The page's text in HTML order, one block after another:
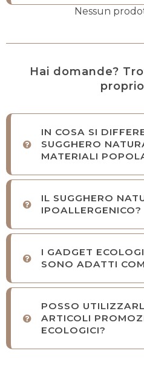
Nessun
Hai domande?
IN COSA SI
SUGGHERO
MATERIALI
IL SUGGHERO
IPOALLERGENICO?
I GADGET
SONO ADATTI
POSSO
ARTICOLI
ECOLOGICI?